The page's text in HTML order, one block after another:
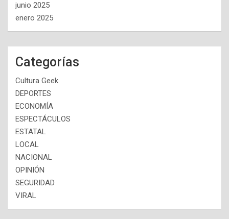
junio 2025
enero 2025
Categorías
Cultura Geek
DEPORTES
ECONOMÍA
ESPECTÁCULOS
ESTATAL
LOCAL
NACIONAL
OPINIÓN
SEGURIDAD
VIRAL